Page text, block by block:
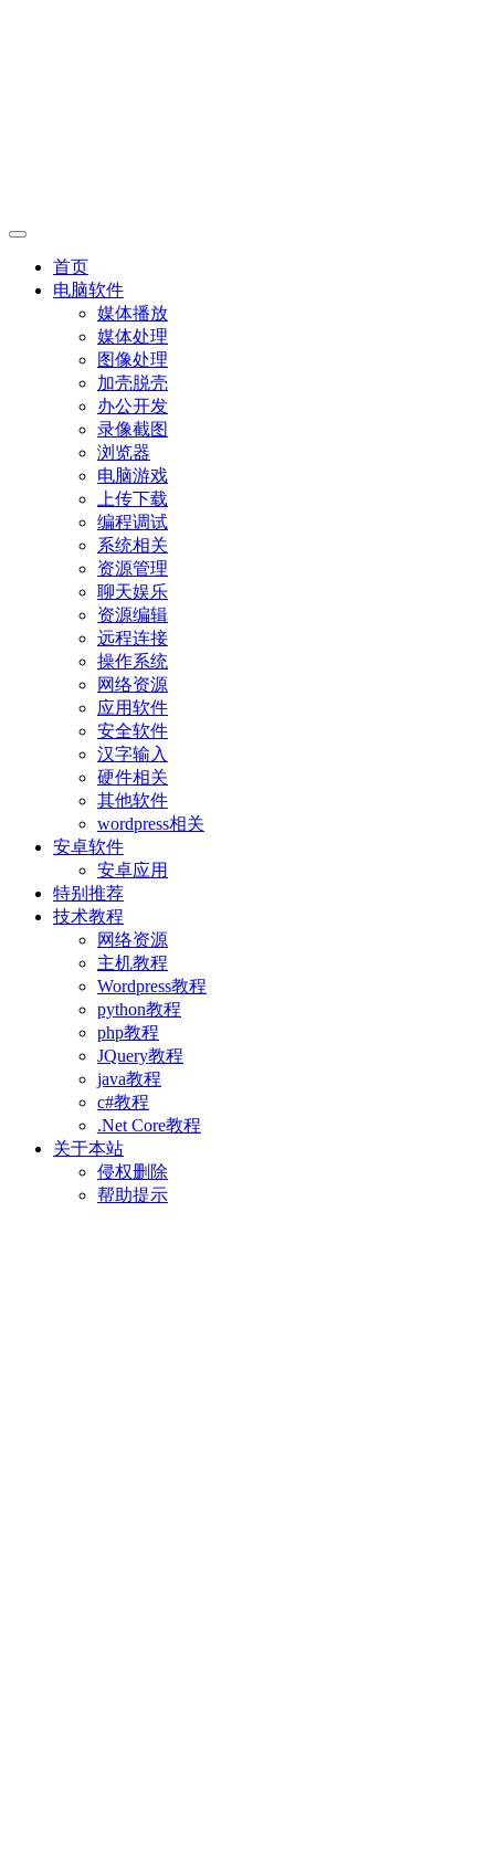
首页
电脑软件
媒体播放
媒体处理
图像处理
加壳脱壳
办公开发
录像截图
浏览器
电脑游戏
上传下载
编程调试
系统相关
资源管理
聊天娱乐
资源编辑
远程连接
操作系统
网络资源
应用软件
安全软件
汉字输入
硬件相关
其他软件
wordpress相关
安卓软件
安卓应用
特别推荐
技术教程
网络资源
主机教程
Wordpress教程
python教程
php教程
JQuery教程
java教程
c#教程
.Net Core教程
关于本站
侵权删除
帮助提示